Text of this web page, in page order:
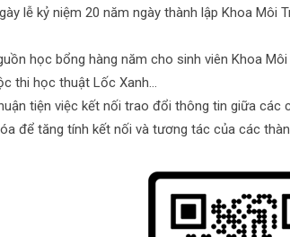
lễ kỷ niệm 20 năm ngày thành lập Khoa
học bổng hàng năm cho sinh viên Khoa
thi học thuật Lốc Xanh…
tiện việc kết nối trao đổi thông tin giữa các
để tăng tính kết nối và tương tác của các